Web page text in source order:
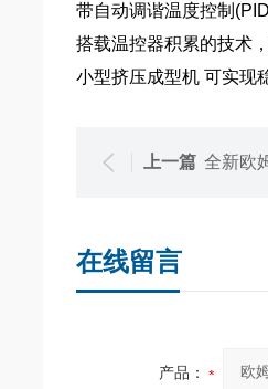
带自动调谐温度控制
搭载温控器积累的技术
小型挤压成型机 可实现
上一篇 全新欧
在线留言
产品：